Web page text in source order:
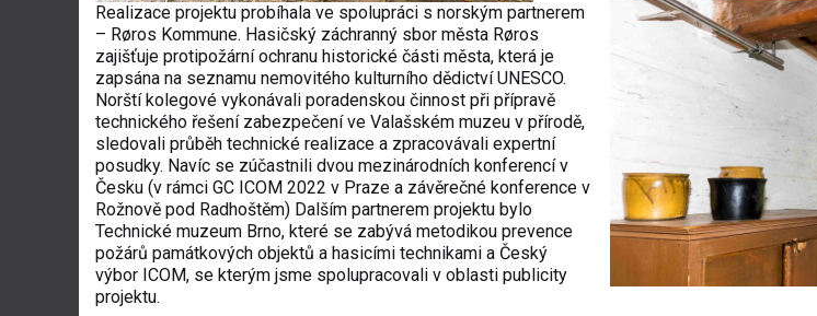
Realizace projektu probíhala ve spolupráci s norským partnerem
– Røros Kommune. Hasičský záchranný sbor města Røros
zajišťuje protipožární ochranu historické části města, která je
zapsána na seznamu nemovitého kulturního dědictví UNESCO.
Norští kolegové vykonávali poradenskou činnost při přípravě
technického řešení zabezpečení ve Valašském muzeu v přírodě,
sledovali průběh technické realizace a zpracovávali expertní
posudky. Navíc se zúčastnili dvou mezinárodních konferencí v
Česku (v rámci GC ICOM 2022 v Praze a závěrečné konference v
Rožnově pod Radhoštěm) Dalším partnerem projektu bylo
Technické muzeum Brno, které se zabývá metodikou prevence
požárů památkových objektů a hasicími technikami a Český
výbor ICOM, se kterým jsme spolupracovali v oblasti publicity
projektu.